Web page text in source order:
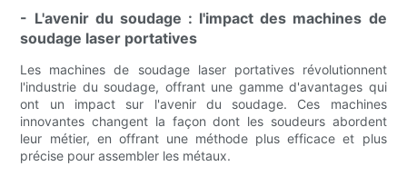
- L'avenir du soudage : l'impact des machines de
soudage laser portatives
Les machines de soudage laser portatives révolutionnent
l'industrie du soudage, offrant une gamme d'avantages qui
ont un impact sur l'avenir du soudage. Ces machines
innovantes changent la façon dont les soudeurs abordent
leur métier, en offrant une méthode plus efficace et plus
précise pour assembler les métaux.